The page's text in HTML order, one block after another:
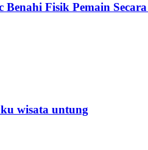
Benahi Fisik Pemain
wisata untung